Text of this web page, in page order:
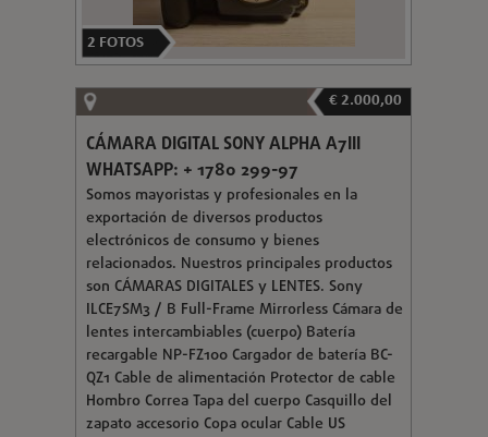
2 FOTOS
€ 2.000,00
CÁMARA DIGITAL SONY ALPHA A7III
WHATSAPP: + 1780 299-97
Somos mayoristas y profesionales en la
exportación de diversos productos
electrónicos de consumo y bienes
relacionados. Nuestros principales productos
son CÁMARAS DIGITALES y LENTES. Sony
ILCE7SM3 / B Full-Frame Mirrorless Cámara de
lentes intercambiables (cuerpo) Batería
recargable NP-FZ100 Cargador de batería BC-
QZ1 Cable de alimentación Protector de cable
Hombro Correa Tapa del cuerpo Casquillo del
zapato accesorio Copa ocular Cable US